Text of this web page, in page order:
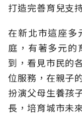
打造完善育兒支
在新北市這座多
庭，有著多元的
到，看見市民的
位服務，在親子
扮演父母生養孩
長，培育城市未